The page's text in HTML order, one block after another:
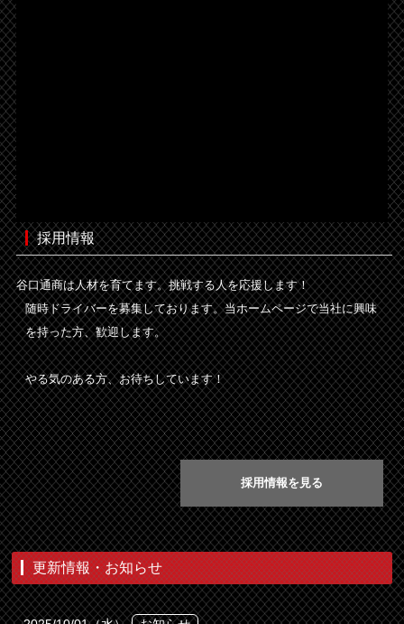
採用情報
谷口通商は人材を育てます。挑戦する人を応援します！
随時ドライバーを募集しております。当ホームページで当社に興味
を持った方、歓迎します。
やる気のある方、お待ちしています！
採用情報を見る
更新情報・お知らせ